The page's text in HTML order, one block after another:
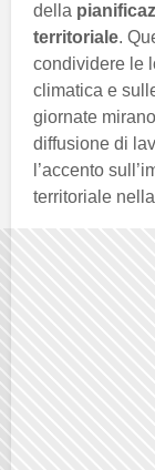
della
territoriale.
condividere le
climatica e
giornate
diffusione di
l’accento
territoriale